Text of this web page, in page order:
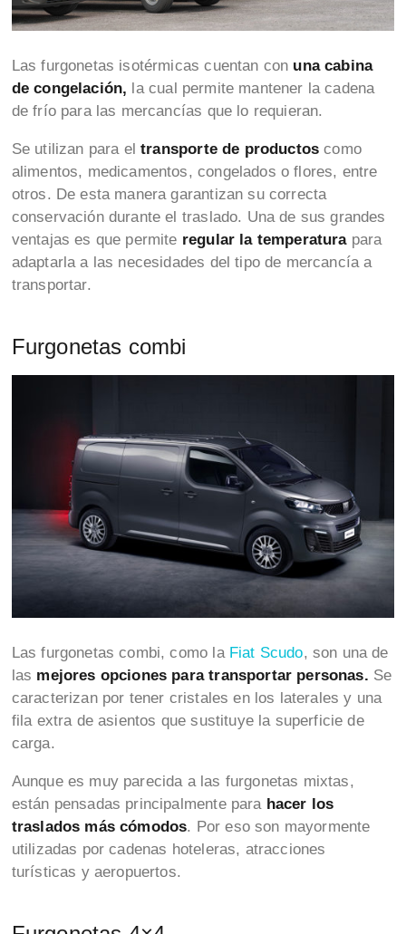
Las furgonetas isotérmicas cuentan con una cabina
de congelación, la cual permite mantener la cadena
de frío para las mercancías que lo requieran.
Se utilizan para eltransporte de productoscomo
alimentos, medicamentos, congelados o flores, entre
otros. De esta manera garantizan su correcta
conservación durante el traslado. Una de sus grandes
ventajas es que permite regular la temperaturapara
adaptarla a las necesidades del tipo de mercancía a
transportar.
Furgonetas combi
Las furgonetas combi, como la Fiat Scudo, son una de
las mejores opciones para transportar personas. Se
caracterizan por tener cristales en los laterales y una
fila extra de asientos que sustituye la superficie de
carga.
Aunque es muy parecida a las furgonetas mixtas,
están pensadas principalmente para hacer los
traslados más cómodos. Por eso son mayormente
utilizadas por cadenas hoteleras, atracciones
turísticas y aeropuertos.